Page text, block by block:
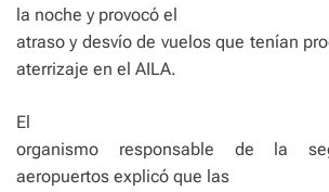
la noche y provocó el
atraso y desvío de vuelos que tenían
aterrizaje en el AILA.
El
organismo responsable de la
aeropuertos explicó que las